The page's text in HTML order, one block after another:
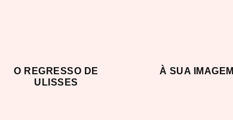
O REGRESSO DE
ULISSES
À SUA IMAGEM